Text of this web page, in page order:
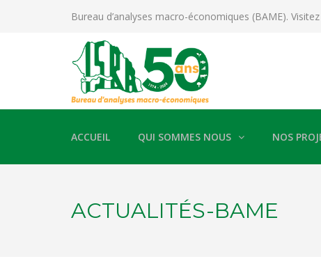
Bureau d’analyses macro-économiques (BAME). Visitez
ACCUEIL QUI SOMMES NOUS NOS
ACTUALITÉS-BAME